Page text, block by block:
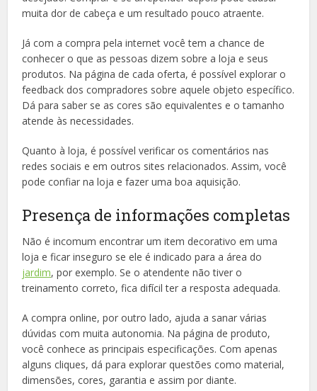
muita dor de cabeça e um resultado pouco atraente.
Já com a compra pela internet você tem a chance de
conhecer o que as pessoas dizem sobre a loja e seus
produtos. Na página de cada oferta, é possível explorar o
feedback dos compradores sobre aquele objeto específico.
Dá para saber se as cores são equivalentes e o tamanho
atende às necessidades.
Quanto à loja, é possível verificar os comentários nas
redes sociais e em outros sites relacionados. Assim, você
pode confiar na loja e fazer uma boa aquisição.
Presença de informações completas
Não é incomum encontrar um item decorativo em uma
loja e ficar inseguro se ele é indicado para a área do
jardim, por exemplo. Se o atendente não tiver o
treinamento correto, fica difícil ter a resposta adequada.
A compra online, por outro lado, ajuda a sanar várias
dúvidas com muita autonomia. Na página de produto,
você conhece as principais especificações. Com apenas
alguns cliques, dá para explorar questões como material,
dimensões, cores, garantia e assim por diante.